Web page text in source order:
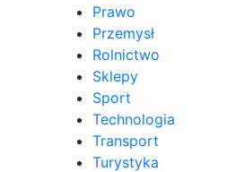
Prawo
Przemysł
Rolnictwo
Sklepy
Sport
Technologia
Transport
Turystyka